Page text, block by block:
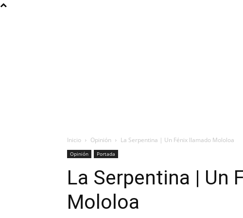
Inicio Opinión La Serpentina | Un Fénix llamado Mololoa
Opinión Portada
La Serpentina | Un
Mololoa